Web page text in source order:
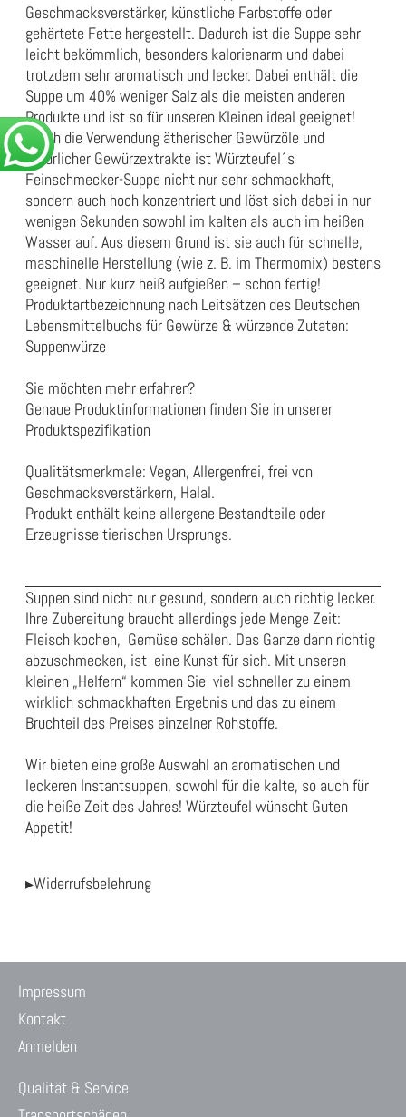
Geschmacksverstärker, künstliche Farbstoffe oder
gehärtete Fette hergestellt. Dadurch ist die Suppe sehr
leicht bekömmlich, besonders kalorienarm und dabei
trotzdem sehr aromatisch und lecker. Dabei enthält die
Suppe um 40% weniger Salz als die meisten anderen
Produkte und ist so für unseren Kleinen ideal geeignet!
Durch die Verwendung ätherischer Gewürzöle und
natürlicher Gewürzextrakte ist Würzteufel´s
Feinschmecker-Suppe nicht nur sehr schmackhaft,
sondern auch hoch konzentriert und löst sich dabei in nur
wenigen Sekunden sowohl im kalten als auch im heißen
Wasser auf. Aus diesem Grund ist sie auch für schnelle,
maschinelle Herstellung (wie z. B. im Thermomix) bestens
geeignet. Nur kurz heiß aufgießen – schon fertig!
Produktartbezeichnung nach Leitsätzen des Deutschen
Lebensmittelbuchs für Gewürze & würzende Zutaten:
Suppenwürze
Sie möchten mehr erfahren?
Genaue Produktinformationen finden Sie in unserer
Produktspezifikation
Qualitätsmerkmale: Vegan, Allergenfrei, frei von
Geschmacksverstärkern, Halal.
Produkt enthält keine allergene Bestandteile oder
Erzeugnisse tierischen Ursprungs.
Suppen sind nicht nur gesund, sondern auch richtig lecker.
Ihre Zubereitung braucht allerdings jede Menge Zeit:
Fleisch kochen, Gemüse schälen. Das Ganze dann richtig
abzuschmecken, ist eine Kunst für sich. Mit unseren
kleinen „Helfern“ kommen Sie viel schneller zu einem
wirklich schmackhaften Ergebnis und das zu einem
Bruchteil des Preises einzelner Rohstoffe.
Wir bieten eine große Auswahl an aromatischen und
leckeren Instantsuppen, sowohl für die kalte, so auch für
die heiße Zeit des Jahres! Würzteufel wünscht Guten
Appetit!
▸Widerrufsbelehrung
Impressum
Kontakt
Anmelden
Qualität & Service